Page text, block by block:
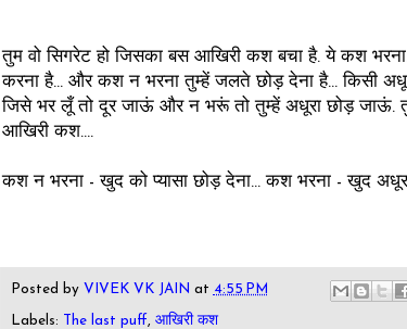
तुम वो सिगरेट हो जिसका बस आखिरी कश बचा है. ये कश
करना है... और कश न भरना तुम्हें जलते छोड़ देना है... किसी
जिसे भर लूँ तो दूर जाऊं और न भरूं तो तुम्हें अधूरा छोड़ जाऊं.
आखिरी कश....
कश न भरना - खुद को प्यासा छोड़ देना... कश भरना - खुद अधूरा
Posted by VIVEK VK JAIN at 4:55 PM
Labels: The last puff, आखिरी कश